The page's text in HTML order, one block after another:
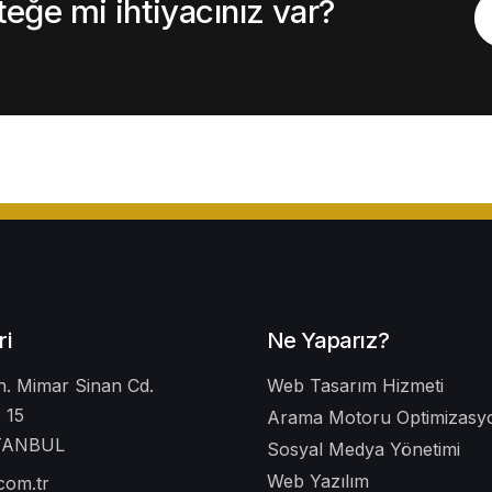
mi ihtiyacınız var?
Mimar Sinan Cd.
Ne Yaparız?
Web Tasarım Hizmeti
Arama Motoru
Sosyal Medya Yönetimi
Web Yazılım